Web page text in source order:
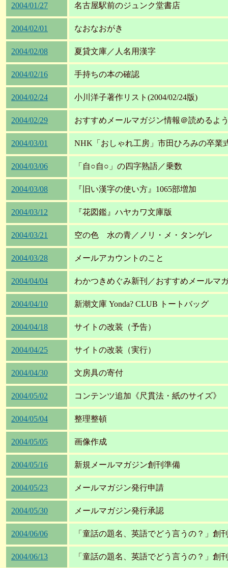
2004/01/27 名古屋駅前のジュンク堂書店
2004/02/01 なおなおがき
2004/02/08 夏貸文庫／人名用漢字
2004/02/16 手持ちの本の確認
2004/02/24 小川洋子著作リスト(2004/02/24版)
2004/02/29 おすすめメールマガジン情報＠読めるよ
2004/03/01 NHK「おしゃれ工房」市田ひろみの卒業
2004/03/06 「自○自○」の四字熟語／乗数
2004/03/08 『旧い漢字の使い方』1065部増加
2004/03/12 『花図鑑』ハヤカワ文庫版
2004/03/21 空の色 水の青／ノリ・メ・タンゲレ
2004/03/28 メールアカウントのこと
2004/04/04 わかつきめぐみ新刊／おすすめメールマ
2004/04/10 新潮文庫 Yonda? CLUB トートバッグ
2004/04/18 サイトの改装（予告）
2004/04/25 サイトの改装（実行）
2004/04/30 文房具の寄付
2004/05/02 コンテンツ追加《尺貫法・紙のサイズ》
2004/05/04 整理整頓
2004/05/05 画像作成
2004/05/16 新規メールマガジン創刊準備
2004/05/23 メールマガジン発行申請
2004/05/30 メールマガジン発行承認
2004/06/06 「童話の題名、英語でどう言うの？」創
2004/06/13 「童話の題名、英語でどう言うの？」創